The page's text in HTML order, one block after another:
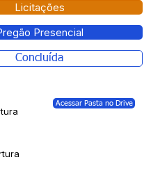
Licitações
Presencial
Concluída
Acessar Pasta no Drive